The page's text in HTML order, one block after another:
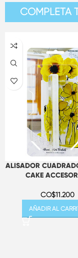
COMPLETA
ALISADOR
CAKE
CO$11.200
AÑADIR AL